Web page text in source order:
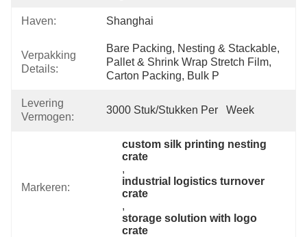
Haven: Shanghai
Verpakking
Details:
Bare Packing, Nesting & Stackable,
Pallet & Shrink Wrap Stretch Film,
Carton Packing, Bulk P
Levering
Vermogen:
3000 Stuk/Stukken Per   Week
Markeren:
custom silk printing nesting
crate
,
industrial logistics turnover
crate
,
storage solution with logo
crate